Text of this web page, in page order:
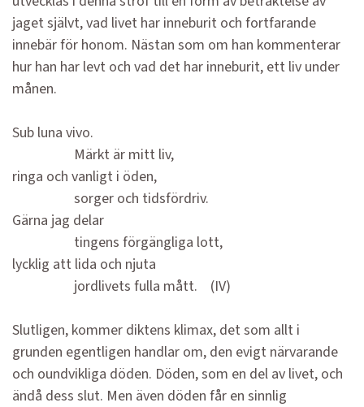
jaget självt, vad livet har inneburit och fortfarande
innebär för honom. Nästan som om han kommenterar
hur han har levt och vad det har inneburit, ett liv under
månen.
Sub luna vivo.
Märkt är mitt liv,
ringa och vanligt i öden,
sorger och tidsfördriv.
Gärna jag delar
tingens förgängliga lott,
lycklig att lida och njuta
jordlivets fulla mått. (IV)
Slutligen, kommer diktens klimax, det som allt i
grunden egentligen handlar om, den evigt närvarande
och oundvikliga döden. Döden, som en del av livet, och
ändå dess slut. Men även döden får en sinnlig